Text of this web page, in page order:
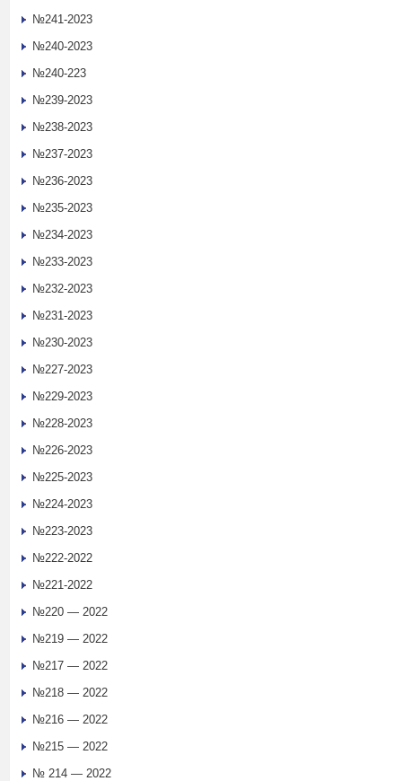
№241-2023
№240-2023
№240-223
№239-2023
№238-2023
№237-2023
№236-2023
№235-2023
№234-2023
№233-2023
№232-2023
№231-2023
№230-2023
№227-2023
№229-2023
№228-2023
№226-2023
№225-2023
№224-2023
№223-2023
№222-2022
№221-2022
№220 — 2022
№219 — 2022
№217 — 2022
№218 — 2022
№216 — 2022
№215 — 2022
№ 214 — 2022